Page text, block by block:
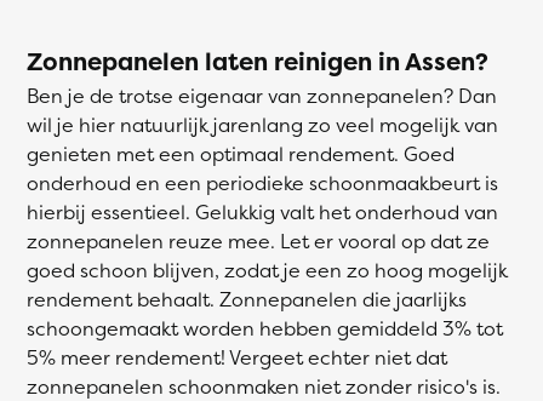
Zonnepanelen laten reinigen in Assen?
Ben je de trotse eigenaar van zonnepanelen? Dan
wil je hier natuurlijk jarenlang zo veel mogelijk van
genieten met een optimaal rendement. Goed
onderhoud en een periodieke schoonmaakbeurt is
hierbij essentieel. Gelukkig valt het onderhoud van
zonnepanelen reuze mee. Let er vooral op dat ze
goed schoon blijven, zodat je een zo hoog mogelijk
rendement behaalt. Zonnepanelen die jaarlijks
schoongemaakt worden hebben gemiddeld 3% tot
5% meer rendement! Vergeet echter niet dat
zonnepanelen schoonmaken niet zonder risico's is.